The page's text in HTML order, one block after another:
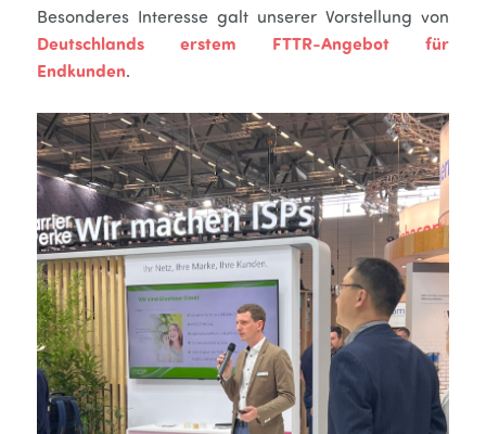
Besonderes Interesse galt unserer Vorstellung von
Deutschlands erstem FTTR-Angebot für
Endkunden.